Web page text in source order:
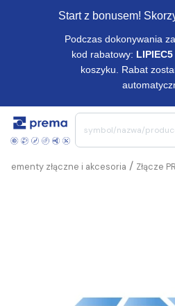
Start z bonusem!
Podczas dokonywania
kod rabatowy: LIPIEC5
koszyku. Rabat
Złącze
/
Elementy złączne i akcesoria